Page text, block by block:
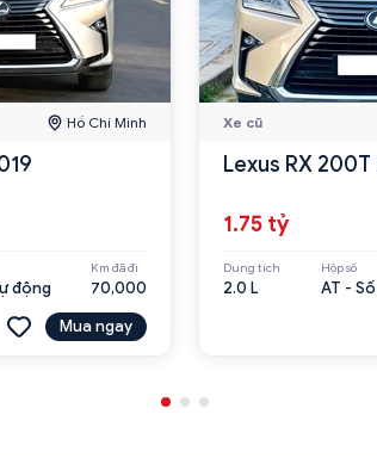
Hồ Chí Minh
động
Km đã đi
70,000
Mua ngay
Xe cũ
Lexus RX 200T
1.75 tỷ
Dung tích
2.0 L
Hộp số
AT -